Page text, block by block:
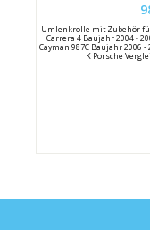
Umlenkrolle mit Zubehör
Carrera 4 Baujahr 2004 -
Cayman 987C Baujahr 2006
K Porsche